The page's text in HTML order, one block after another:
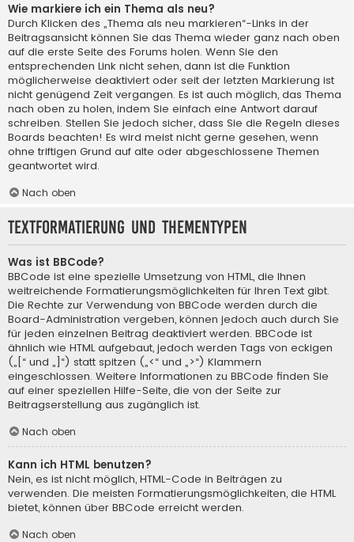
Wie markiere ich ein Thema als neu?
Durch Klicken des „Thema als neu markieren“-Links in der
Beitragsansicht können Sie das Thema wieder ganz nach oben
auf die erste Seite des Forums holen. Wenn Sie den
entsprechenden Link nicht sehen, dann ist die Funktion
möglicherweise deaktiviert oder seit der letzten Markierung ist
nicht genügend Zeit vergangen. Es ist auch möglich, das Thema
nach oben zu holen, indem Sie einfach eine Antwort darauf
schreiben. Stellen Sie jedoch sicher, dass Sie die Regeln dieses
Boards beachten! Es wird meist nicht gerne gesehen, wenn
ohne triftigen Grund auf alte oder abgeschlossene Themen
geantwortet wird.
Nach oben
Textformatierung und Thementypen
Was ist BBCode?
BBCode ist eine spezielle Umsetzung von HTML, die Ihnen
weitreichende Formatierungsmöglichkeiten für Ihren Text gibt.
Die Rechte zur Verwendung von BBCode werden durch die
Board-Administration vergeben, können jedoch auch durch Sie
für jeden einzelnen Beitrag deaktiviert werden. BBCode ist
ähnlich wie HTML aufgebaut, jedoch werden Tags von eckigen
(„[“ und „]“) statt spitzen („<“ und „>“) Klammern
eingeschlossen. Weitere Informationen zu BBCode finden Sie
auf einer speziellen Hilfe-Seite, die von der Seite zur
Beitragserstellung aus zugänglich ist.
Nach oben
Kann ich HTML benutzen?
Nein, es ist nicht möglich, HTML-Code in Beiträgen zu
verwenden. Die meisten Formatierungsmöglichkeiten, die HTML
bietet, können über BBCode erreicht werden.
Nach oben